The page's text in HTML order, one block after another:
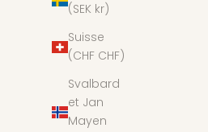
(SEK kr)
Suisse
(CHF CHF)
Svalbard
et Jan
Mayen